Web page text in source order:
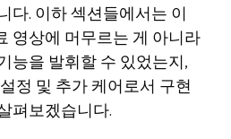
다. 이하 섹션들에서는 이
영상에 머무르는 게 아니라
능을 발휘할 수 있었는지,
정 및 추가 케어로서 구현
펴보겠습니다.